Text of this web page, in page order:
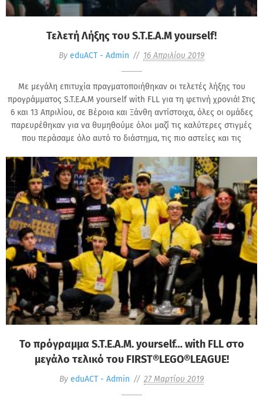
Τελετή Λήξης του S.T.E.A.M yourself!
By eduACT - Admin 16 Απριλίου 2019
Με μεγάλη επιτυχία πραγματοποιήθηκαν οι τελετές λήξης του
προγράμματος S.T.E.A.M yourself with FLL για τη φετινή χρονιά! Στις
6 και 13 Απριλίου, σε Βέροια και Ξάνθη αντίστοιχα, όλες οι ομάδες
παρευρέθηκαν για να θυμηθούμε όλοι μαζί τις καλύτερες στιγμές
που περάσαμε όλο αυτό το διάστημα, τις πιο αστείες και τις
Το πρόγραμμα S.T.E.A.M. yourself… with FLL στο
μεγάλο τελικό του FIRST®LEGO®LEAGUE!
By eduACT - Admin 27 Μαρτίου 2019